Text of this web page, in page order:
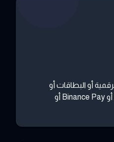
أو البطاقات أو
تطبيقات مثل Apple Pay أو Binance Pay أو